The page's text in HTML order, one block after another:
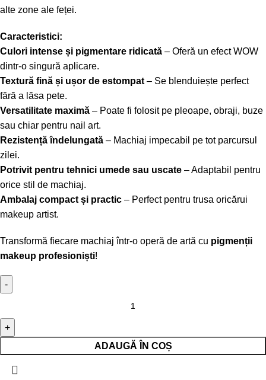
alte zone ale feței.
Caracteristici:
Culori intense și pigmentare ridicată – Oferă un efect WOW
dintr-o singură aplicare.
Textură fină și ușor de estompat – Se blenduiește perfect
fără a lăsa pete.
Versatilitate maximă – Poate fi folosit pe pleoape, obraji, buze
sau chiar pentru nail art.
Rezistență îndelungată – Machiaj impecabil pe tot parcursul
zilei.
Potrivit pentru tehnici umede sau uscate – Adaptabil pentru
orice stil de machiaj.
Ambalaj compact și practic – Perfect pentru trusa oricărui
makeup artist.
Transformă fiecare machiaj într-o operă de artă cu pigmenții
makeup profesioniști!
ADAUGĂ ÎN COȘ